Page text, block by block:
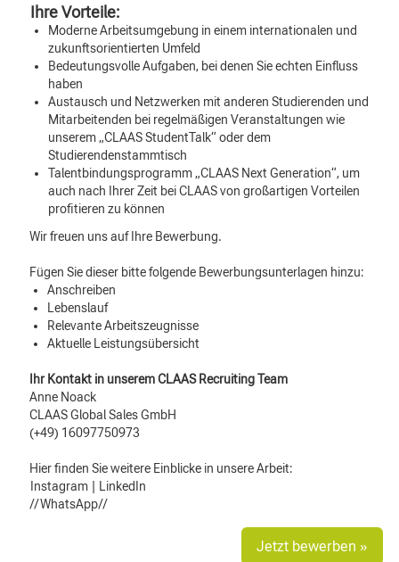
Ihre Vorteile:
Moderne Arbeitsumgebung in einem internationalen und
zukunftsorientierten Umfeld
Bedeutungsvolle Aufgaben, bei denen Sie echten Einfluss
haben
Austausch und Netzwerken mit anderen Studierenden und
Mitarbeitenden bei regelmäßigen Veranstaltungen wie
unserem „CLAAS StudentTalk“ oder dem
Studierendenstammtisch
Talentbindungsprogramm „CLAAS Next Generation“, um
auch nach Ihrer Zeit bei CLAAS von großartigen Vorteilen
profitieren zu können
Wir freuen uns auf Ihre Bewerbung.
Fügen Sie dieser bitte folgende Bewerbungsunterlagen hinzu:
Anschreiben
Lebenslauf
Relevante Arbeitszeugnisse
Aktuelle Leistungsübersicht
Ihr Kontakt in unserem CLAAS Recruiting Team
Anne Noack
CLAAS Global Sales GmbH
(+49) 16097750973
Hier finden Sie weitere Einblicke in unsere Arbeit:
Instagram
LinkedIn
//WhatsApp//
Jetzt bewerben »